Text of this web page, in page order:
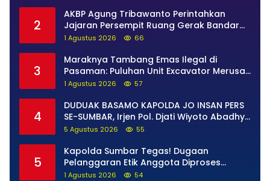
2
AKBP Agung Tribawanto Perintahkan
Jajaran Persempit Ruang Gerak Bandar
Narkoba di Pasaman Barat
1 Agustus 2026 66
3
Maraknya Tambang Emas Ilegal di
Pasaman: Puluhan Unit Excavator Merusak
Alam, di Kawasan Muaro Sungai Lolo
1 Agustus 2026 57
4
DUDUAK BASAMO KAPOLDA JO INSAN PERS
SE-SUMBAR, Irjen Pol. Djati Wiyoto Abadhy
Tegaskan Tak Ada Ruang bagi Pelanggar
5 Agustus 2026 55
5
Kapolda Sumbar Tegas! Dugaan
Pelanggaran Etik Anggota Diproses
Tanpa Pandang Bulu, Sidang Etik AKBP F
1 Agustus 2026 54